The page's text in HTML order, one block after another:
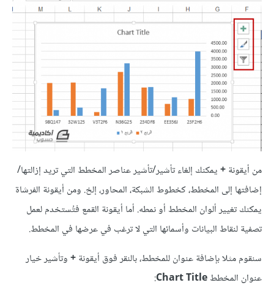
من أيقونة+يمكنك إلغاء تأشير/تأشير عناصر المخطط التي تريد إزالتها/
إضافتها إلى المخطط، كخطوط الشبكة، المحاور، إلخ. ومن أيقونة الفرشاة
يمكنك تغيير ألوان المخطط أو نمطه. أما أيقونة القمع فتُستخدم لعمل
تصفية لنقاط البيانات وأسمائها التي لا ترغب في عرضها في المخطط.
سنقوم مثلا بإضافة عنوان للمخطط، بالنقر فوق أيقونة+وتأشير خيار
عنوان المخطط
: